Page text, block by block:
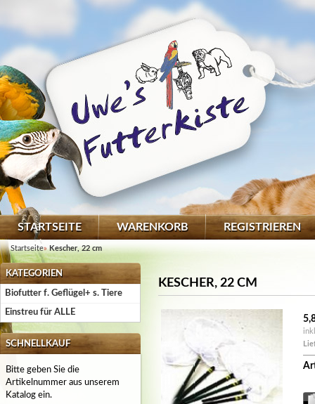
STARTSEITE WARENKORB REGISTRIEREN
Startseite»Kescher, 22 cm
KATEGORIEN
Biofutter f. Geflügel+ s. Tiere
Einstreu für ALLE
SCHNELLKAUF
Bitte geben Sie die
Artikelnummer aus unserem
Katalog ein.
KESCHER, 22 CM